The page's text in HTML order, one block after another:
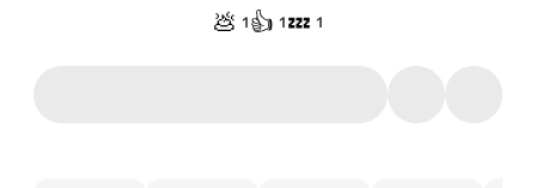
💩 1 👍 1 💤 1